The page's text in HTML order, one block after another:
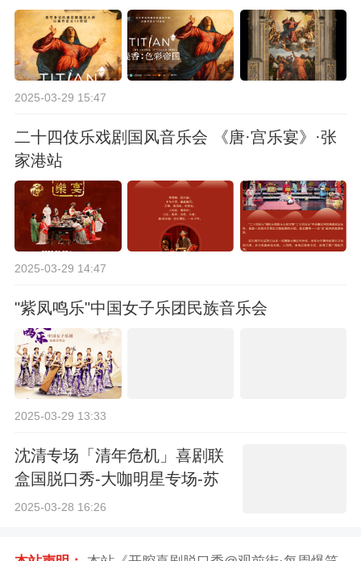
2025-03-29 15:47
二十四伎乐戏剧国风音乐会 《唐·宫乐宴》·张
家港站
2025-03-29 14:47
"紫凤鸣乐"中国女子乐团民族音乐会
2025-03-29 13:33
沈清专场「清年危机」喜剧联
盒国脱口秀-大咖明星专场-苏
州站
2025-03-28 16:26